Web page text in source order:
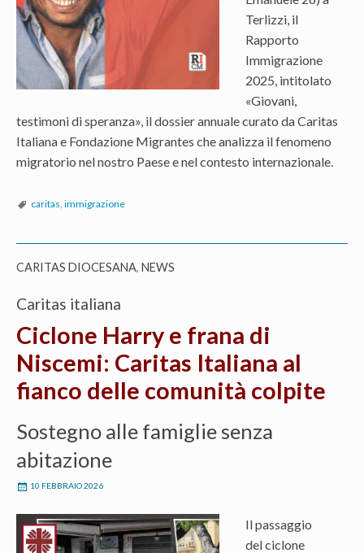
Terlizzi, il
Rapporto
Immigrazione
2025, intitolato
«Giovani,
testimoni di speranza», il dossier annuale curato da Caritas
Italiana e Fondazione Migrantes che analizza il fenomeno
migratorio nel nostro Paese e nel contesto internazionale.
caritas immigrazione
CARITAS DIOCESANA, NEWS
Caritas italiana
Ciclone Harry e frana di
Niscemi: Caritas Italiana al
fianco delle comunità colpite
Sostegno alle famiglie senza
abitazione
10 FEBBRAIO 2026
Il passaggio
del ciclone